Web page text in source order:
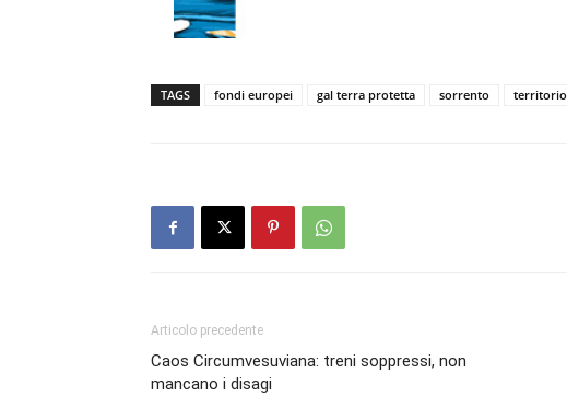
TAGS fondi europei gal terra protetta sorrento territorio
Articolo precedente
Caos Circumvesuviana: treni soppressi, non
mancano i disagi